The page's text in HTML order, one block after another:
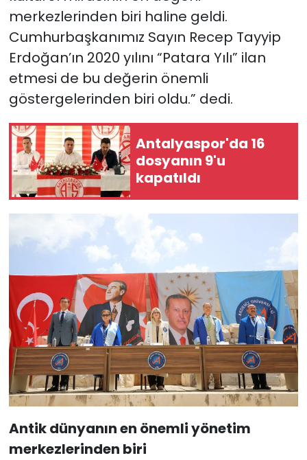
merkezlerinden biri haline geldi.
Cumhurbaşkanımız Sayın Recep Tayyip
Erdoğan’ın 2020 yılını “Patara Yılı” ilan
etmesi de bu değerin önemli
göstergelerinden biri oldu.” dedi.
Antalyaspor'da 16
dosyanın 9'u
kapatıldı
Antik dünyanın en önemli yönetim
merkezlerinden biri